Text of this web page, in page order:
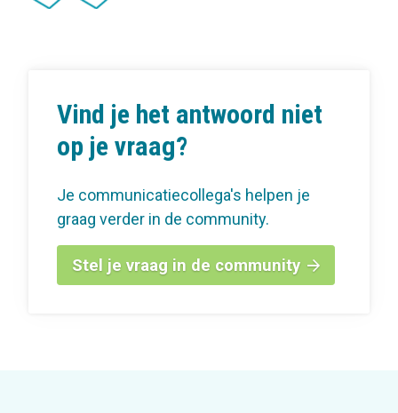
Vind je het antwoord niet
op je vraag?
Je communicatiecollega's helpen je
graag verder in de community.
Stel je vraag in de community